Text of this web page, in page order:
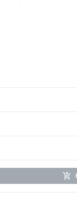
add_shopping_cart